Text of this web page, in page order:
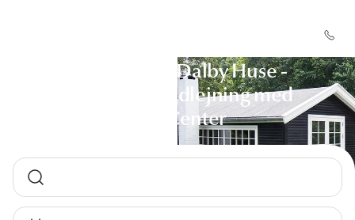
Sommerhus Dalby Huse -
Sommerhusudlejning med
DanCenter